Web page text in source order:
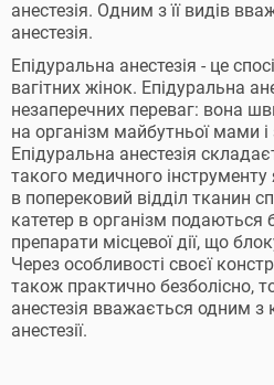
анестезія. Одним з її видів
анестезія.
Епідуральна анестезія - це
вагітних жінок. Епідуральна
незаперечних переваг: вона
на організм майбутньої мами і
Епідуральна анестезія
такого медичного інструменту
в поперековий відділ тканин
катетер в організм подаються
препарати місцевої дії, що
Через особливості своєї
також практично безболісно,
анестезія вважається одним з
анестезії.